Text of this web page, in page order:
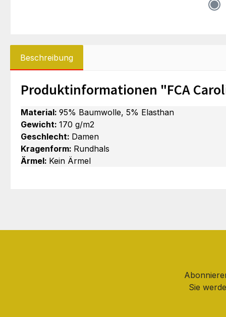
Beschreibung
Produktinformationen "FCA
Material: 95% Baumwolle, 5% Elasthan
Gewicht: 170 g/m2
Geschlecht: Damen
Kragenform: Rundhals
Ärmel: Kein Ärmel
Sie